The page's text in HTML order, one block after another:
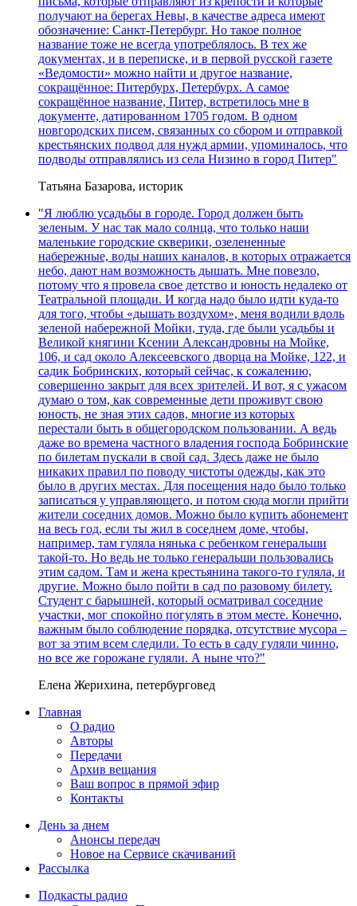
получают на берегах Невы, в качестве адреса имеют
обозначение: Санкт-Петербург. Но такое полное
название тоже не всегда употреблялось. В тех же
документах, и в переписке, и в первой русской газете
«Ведомости» можно найти и другое название,
сокращённое: Питербурх, Петербурх. А самое
сокращённое название, Питер, встретилось мне в
документе, датированном 1705 годом. В одном
новгородских писем, связанных со сбором и отправкой
крестьянских подвод для нужд армии, упоминалось, что
подводы отправлялись из села Низино в город Питер"
Татьяна Базарова, историк
"Я люблю усадьбы в городе. Город должен быть
зеленым. У нас так мало солнца, что только наши
маленькие городские скверики, озелененные
набережные, воды наших каналов, в которых отражается
небо, дают нам возможность дышать. Мне повезло,
потому что я провела свое детство и юность недалеко от
Театральной площади. И когда надо было идти куда-то
для того, чтобы «дышать воздухом», меня водили вдоль
зеленой набережной Мойки, туда, где были усадьбы и
Великой княгини Ксении Александровны на Мойке,
106, и сад около Алексеевского дворца на Мойке, 122, и
садик Бобринских, который сейчас, к сожалению,
совершенно закрыт для всех зрителей. И вот, я с ужасом
думаю о том, как современные дети проживут свою
юность, не зная этих садов, многие из которых
перестали быть в общегородском пользовании. А ведь
даже во времена частного владения господа Бобринские
по билетам пускали в свой сад. Здесь даже не было
никаких правил по поводу чистоты одежды, как это
было в других местах. Для посещения надо было только
записаться у управляющего, и потом сюда могли прийти
жители соседних домов. Можно было купить абонемент
на весь год, если ты жил в соседнем доме, чтобы,
например, там гуляла нянька с ребенком генеральши
такой-то. Но ведь не только генеральши пользовались
этим садом. Там и жена крестьянина такого-то гуляла, и
другие. Можно было пойти в сад по разовому билету.
Студент с барышней, который осматривал соседние
участки, мог спокойно погулять в этом месте. Конечно,
важным было соблюдение порядка, отсутствие мусора –
вот за этим всем следили. То есть в саду гуляли чинно,
но все же горожане гуляли. А ныне что?"
Елена Жерихина, петербурговед
Главная
О радио
Авторы
Передачи
Архив вещания
Ваш вопрос в прямой эфир
Контакты
День за днем
Анонсы передач
Новое на Сервисе скачиваний
Рассылка
Подкасты радио